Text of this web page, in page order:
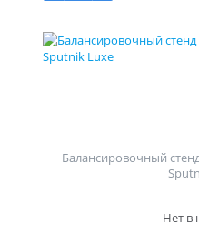
Балансировочный
Нет в